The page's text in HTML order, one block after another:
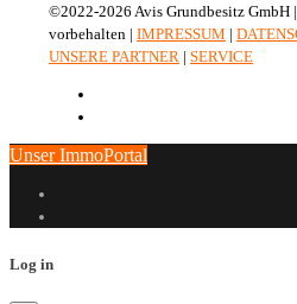
©2022-2026 Avis Grundbesitz GmbH
vorbehalten | IMPRESSUM |
UNSERE PARTNER | SERVICE
Unser ImmoPortal
Log in